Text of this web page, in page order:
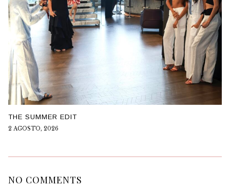
THE SUMMER EDIT
2 AGOSTO, 2026
NO COMMENTS